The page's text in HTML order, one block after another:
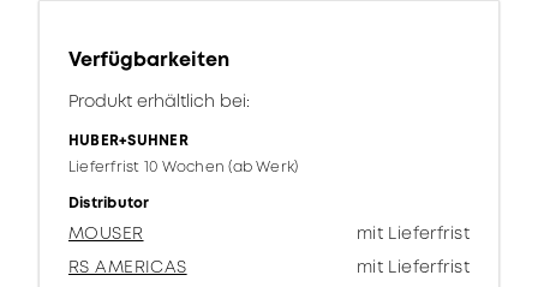
Verfügbarkeiten
Produkt erhältlich bei:
HUBER+SUHNER
Lieferfrist 10 Wochen (ab Werk)
Distributor
MOUSER
mit Lieferfrist
RS AMERICAS
mit Lieferfrist